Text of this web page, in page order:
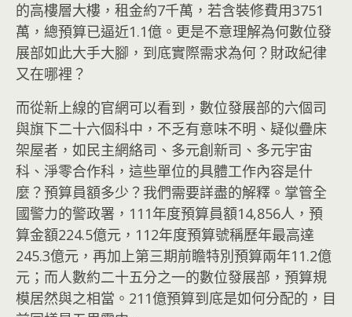
的高樓層大樓，租金約7千萬，若含裝修費用3751
萬，總預算已逼近1.1億。更是不意理解為何數位發
展部如此大手大腳，到底實際需求為何？財政紀律
又在哪裡？
而從新上線的官網可以看到，數位發展部的六個司
與旗下二十六個科中，不乏有意味不明、疑似疊床
架屋者，如民主網絡司、多元創新司、多元宇宙
科、淨零合作科，這些單位的具體工作內容是什
麼？預算員額多少？我們需要詳盡的解釋。掌管全
國警力的警政署，111年度預算員額14,856人，預
算金額224.5億元，112年度預算號稱歷年最高達
245.3億元，再加上第三期前瞻特別預算兩年11.2億
元；而人數約二十五分之一的數位發展部，預算規
模居然與之相當。211億預算到底是如何分配的，目